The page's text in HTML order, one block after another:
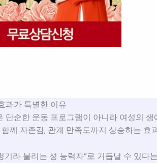
과가 특별한 이유
단순한 운동 프로그램이 아니라 여성의
께 자존감, 관계 만족도까지 상승하는 효
기라 불리는 성 능력자”로 거듭날 수 있